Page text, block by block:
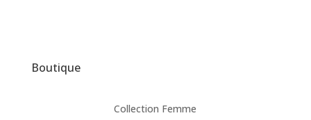
Boutique
Collection Femme